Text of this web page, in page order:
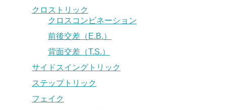
クロストリック
クロスコンビネーション
前後交差（E.B.）
背面交差（T.S.）
サイドスイングトリック
ステップトリック
フェイク